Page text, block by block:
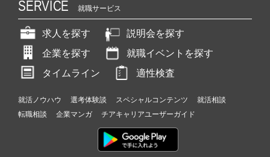
SERVICE 就職サービス
求人を探す
説明会を探す
企業を探す
就職イベントを探す
タイムライン
適性検査
就活ノウハウ 選考体験談 スペシャルコンテンツ
就活相談
転職相談
企業マンガ チアキャリアユーザーガイド